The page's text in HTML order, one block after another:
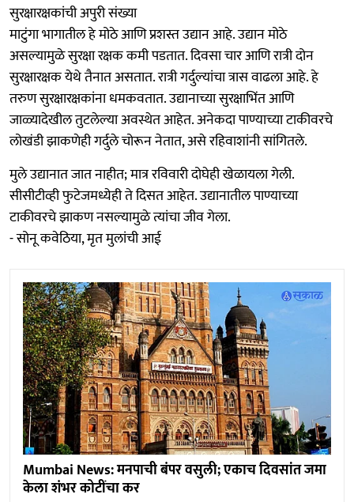
सुरक्षारक्षकांची अपुरी संख्या
माटुंगा भागातील हे मोठे आणि प्रशस्त उद्यान आहे. उद्यान मोठे
असल्यामुळे सुरक्षा रक्षक कमी पडतात. दिवसा चार आणि रात्री दोन
सुरक्षारक्षक येथे तैनात असतात. रात्री गर्दुल्यांचा त्रास वाढला आहे. हे
तरुण सुरक्षारक्षकांना धमकवतात. उद्यानाच्या सुरक्षाभिंत आणि
जाळ्यादेखील तुटलेल्या अवस्थेत आहेत. अनेकदा पाण्याच्या टाकीवरचे
लोखंडी झाकणेही गर्दुले चोरून नेतात, असे रहिवाशांनी सांगितले.
मुले उद्यानात जात नाहीत; मात्र रविवारी दोघेही खेळायला गेली.
सीसीटीव्ही फुटेजमध्येही ते दिसत आहेत. उद्यानातील पाण्याच्या
टाकीवरचे झाकण नसल्यामुळे त्यांचा जीव गेला.
- सोनू कवेठिया, मृत मुलांची आई
Mumbai News: मनपाची बंपर वसुली; एकाच दिवसांत जमा
केला शंभर कोटींचा कर